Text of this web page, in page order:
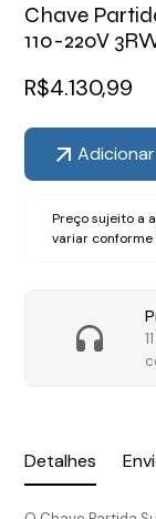
Detalhes
Chave
110-220V
R$4.130,99
Preço sujeito a
variar